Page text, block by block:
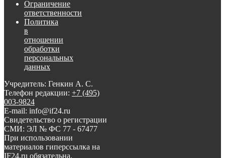
Ограничение
ответственности
Политика
в
отношении
обработки
персональных
данных
Учредитель: Генкин А. С.
Телефон редакции: +7 (495)
003-9824
E-mail: info@if24.ru
Свидетельство о регистрации
СМИ: ЭЛ № ФС 77 - 67477
При использовании
материалов гиперссылка на
IF24.ru обязательна.